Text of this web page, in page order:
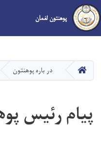
پوهنتون لغمان
صفحه اصلیدر باره پوهنتون
پیام رئیس